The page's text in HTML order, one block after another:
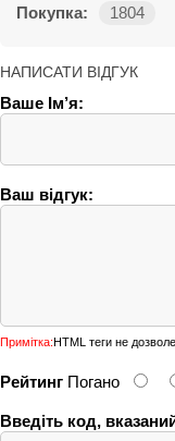
Покупка: 1804
НАПИСАТИ ВІДГУК
Ваше Ім’я:
Ваш відгук:
Примітка:HTML теги не
Рейтинг Погано
Введіть код,